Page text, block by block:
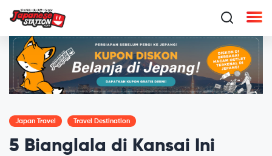
Japan Travel Travel Destination
5 Bianglala di Kansai Ini